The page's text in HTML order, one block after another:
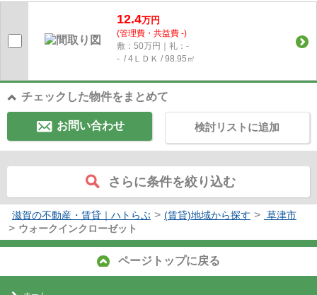
12.4万円
(管理費・共益費 -)
敷：50万円｜礼：-
- / 4ＬＤＫ / 98.95㎡
チェックした物件をまとめて
お問い合わせ 検討リストに追加
さらに条件を絞り込む
滋賀の不動産・賃貸｜ハトらぶ > (賃貸)地域から探す > 草津市
> ウォークインクローゼット
ページトップに戻る